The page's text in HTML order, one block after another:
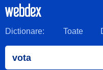
Dictionare: Toate